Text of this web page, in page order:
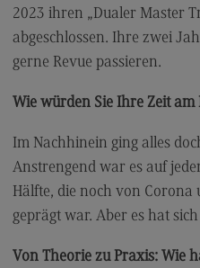
Profil-O-Mat Data
Intelligence
(External link)
Rahmenbedingungen
Modulangebot
Kontakt
Digital Business
Digital Business
Modulangebot
2023 ihren „Dualer Master
abgeschlossen. Ihre zwei
gerne Revue passieren.
Wie würden Sie Ihre Zeit am
Im Nachhinein ging alles
Anstrengend war es auf
Hälfte, die noch von Corona
geprägt war. Aber es hat
Von Theorie zu Praxis: Wie